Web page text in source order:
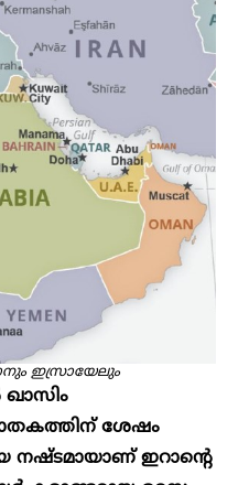
ഇസ്രായേലും
ശേഷം
നഷ്ടമായാണ് ഇറാന്റെ